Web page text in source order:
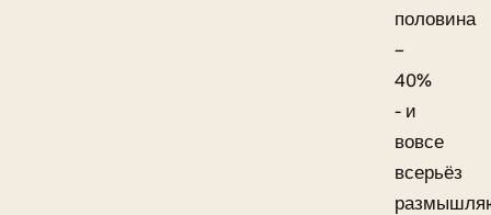
половина
–
40%
- и
вовсе
всерьёз